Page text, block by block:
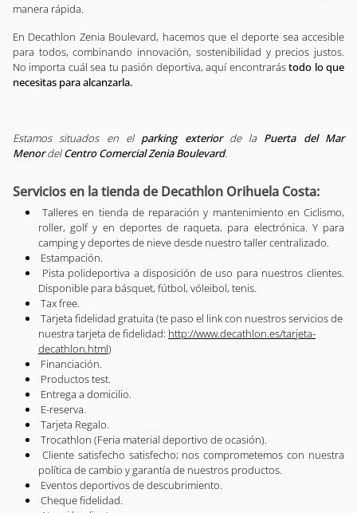
manera rápida.
En Decathlon Zenia Boulevard, hacemos que el deporte sea accesible
para todos, combinando innovación, sostenibilidad y precios justos.
No importa cuál sea tu pasión deportiva, aquí encontrarástodo lo que
necesitas para alcanzarla.
Estamos situados en el parking exteriorde la Puerta del Mar
MenordelCentro Comercial Zenia Boulevard.
Servicios en la tienda de Decathlon Orihuela Costa:
Talleres en tienda de reparación y mantenimiento en Ciclismo,
roller, golf y en deportes de raqueta, para electrónica. Y para
camping y deportes de nieve desde nuestro taller centralizado.
Estampación.
Pista polideportiva a disposición de uso para nuestros clientes.
Disponible para básquet, fútbol, vóleibol, tenis.
Tax free.
Tarjeta fidelidad gratuita (te paso el link con nuestros servicios de
nuestra tarjeta de fidelidad: http://www.decathlon.es/tarjeta-
decathlon.html)
Financiación.
Productos test.
Entrega a domicilio.
E-reserva.
Tarjeta Regalo.
Trocathlon (Feria material deportivo de ocasión).
Cliente satisfecho satisfecho; nos comprometemos con nuestra
política de cambio y garantía de nuestros productos.
Eventos deportivos de descubrimiento.
Cheque fidelidad.